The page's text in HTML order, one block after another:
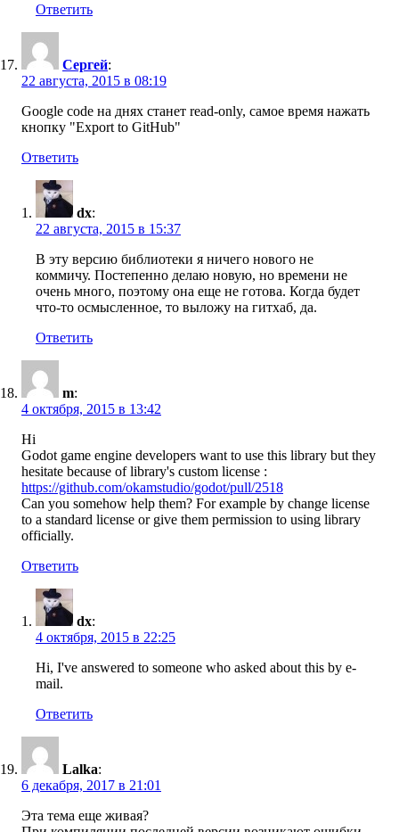
Ответить
Сергей:
22 августа, 2015 в 08:19
Google code на днях станет read-only, самое время нажать
кнопку "Export to GitHub"
Ответить
dx:
22 августа, 2015 в 15:37
В эту версию библиотеки я ничего нового не
коммичу. Постепенно делаю новую, но времени не
очень много, поэтому она еще не готова. Когда будет
что-то осмысленное, то выложу на гитхаб, да.
Ответить
m:
4 октября, 2015 в 13:42
Hi
Godot game engine developers want to use this library but they
hesitate because of library's custom license :
https://github.com/okamstudio/godot/pull/2518
Can you somehow help them? For example by change license
to a standard license or give them permission to using library
officially.
Ответить
dx:
4 октября, 2015 в 22:25
Hi, I've answered to someone who asked about this by e-
mail.
Ответить
Lalka:
6 декабря, 2017 в 21:01
Эта тема еще живая?